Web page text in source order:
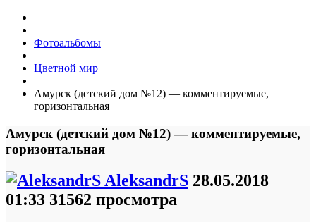
Фотоальбомы
Цветной мир
Амурск (детский дом №12) — комментируемые,
горизонтальная
Амурск (детский дом №12) — комментируемые,
горизонтальная
AleksandrS 28.05.2018
01:33 31562 просмотра